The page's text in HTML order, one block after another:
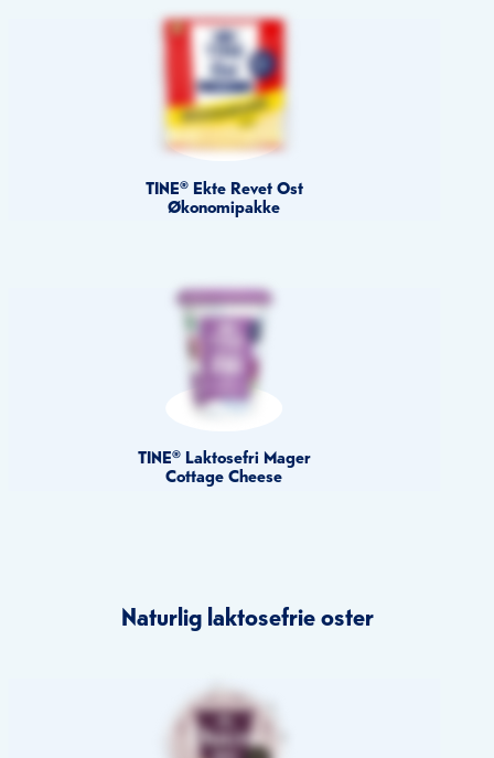
TINE® Ekte Revet Ost
Økonomipakke
TINE® Laktosefri Mager
Cottage Cheese
Naturlig laktosefrie oster